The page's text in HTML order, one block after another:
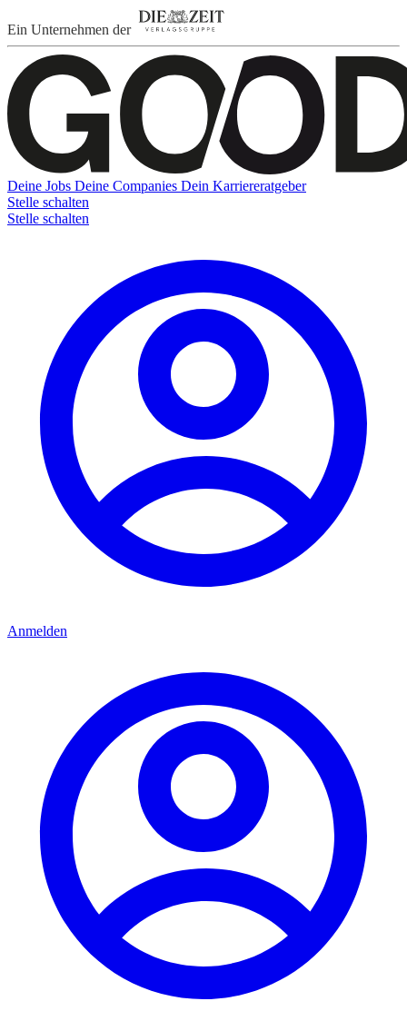
Ein Unternehmen der
Deine Jobs Deine Companies Dein Karriereratgeber
Stelle schalten
Stelle schalten
Anmelden